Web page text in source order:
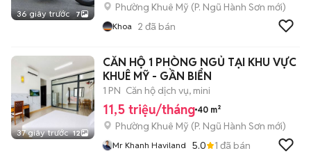
36 giây trước 7
Phường Khuê Mỹ (P. Ngũ Hành Sơn mới)
Khoa 2 đã bán
37 giây trước 12
CĂN HỘ 1 PHÒNG NGỦ TẠI KHU VỰC
KHUÊ MỸ - GẦN BIỂN
1 PN Căn hộ dịch vụ, mini
11,5 triệu/tháng 40 m²
Phường Khuê Mỹ (P. Ngũ Hành Sơn mới)
Mr Khanh Haviland 5.0 1 đã bán